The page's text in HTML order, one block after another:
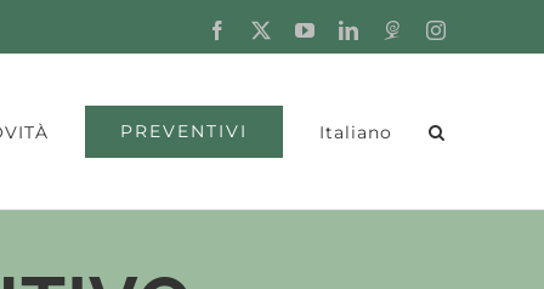
Facebook
X YouTubeLinkedIn
Fordaq Instagram
PREVENTIVI Italiano